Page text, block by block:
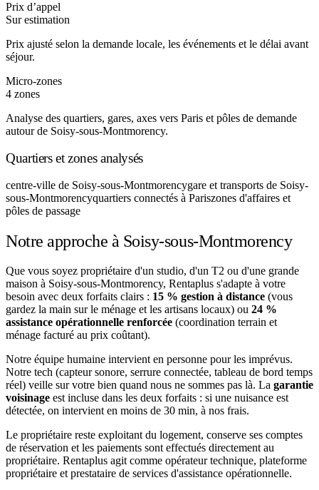
Prix d’appel
Sur estimation
Prix ajusté selon la demande locale, les événements et le délai avant
séjour.
Micro-zones
4 zones
Analyse des quartiers, gares, axes vers Paris et pôles de demande
autour de Soisy-sous-Montmorency.
Quartiers et zones analysés
centre-ville de Soisy-sous-Montmorencygare et transports de Soisy-
sous-Montmorencyquartiers connectés à Pariszones d'affaires et
pôles de passage
Notre approche à Soisy-sous-Montmorency
Que vous soyez propriétaire d'un studio, d'un T2 ou d'une grande
maison à Soisy-sous-Montmorency, Rentaplus s'adapte à votre
besoin avec deux forfaits clairs : 15 % gestion à distance (vous
gardez la main sur le ménage et les artisans locaux) ou 24 %
assistance opérationnelle renforcée (coordination terrain et
ménage facturé au prix coûtant).
Notre équipe humaine intervient en personne pour les imprévus.
Notre tech (capteur sonore, serrure connectée, tableau de bord temps
réel) veille sur votre bien quand nous ne sommes pas là. La garantie
voisinage est incluse dans les deux forfaits : si une nuisance est
détectée, on intervient en moins de 30 min, à nos frais.
Le propriétaire reste exploitant du logement, conserve ses comptes
de réservation et les paiements sont effectués directement au
propriétaire. Rentaplus agit comme opérateur technique, plateforme
propriétaire et prestataire de services d'assistance opérationnelle.